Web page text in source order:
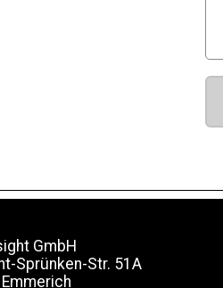
GmbH
Sprünken-Str. 51A